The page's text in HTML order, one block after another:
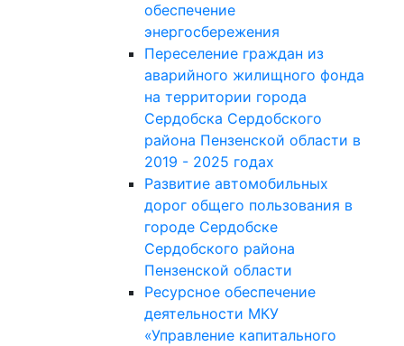
обеспечение
энергосбережения
Переселение граждан из
аварийного жилищного фонда
на территории города
Сердобска Сердобского
района Пензенской области в
2019 - 2025 годах
Развитие автомобильных
дорог общего пользования в
городе Сердобске
Сердобского района
Пензенской области
Ресурсное обеспечение
деятельности МКУ
«Управление капитального